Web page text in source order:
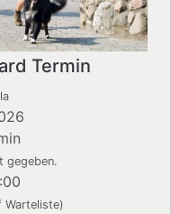
Termin
gegeben.
Warteliste)